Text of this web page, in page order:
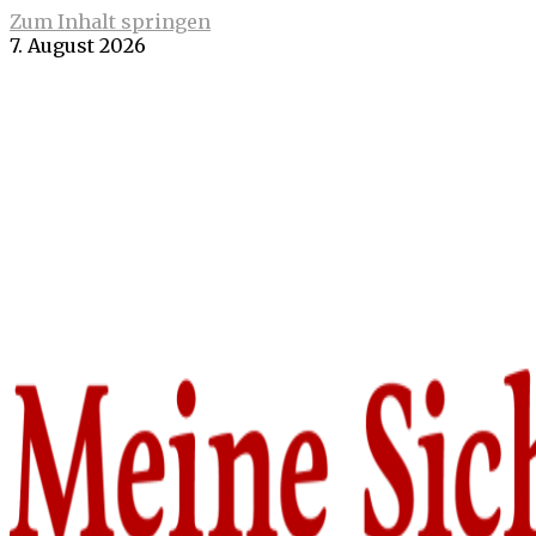
Zum Inhalt springen
7. August 2026